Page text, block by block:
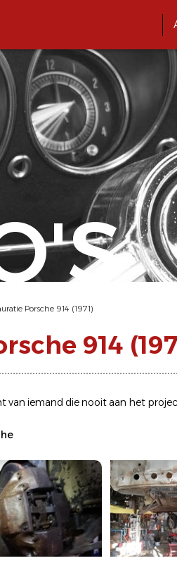
Porsche 914 (1971)
914
van iemand die nooit aan het